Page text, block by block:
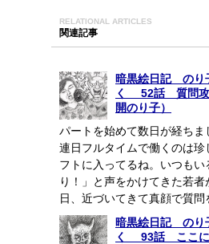
RELATIONAL ARTICLES
関連記事
暗黒絵日記 のり
く 52話 質問攻
開のり子）
パートを始めて数日が経ち
連日フルタイムで働くのは珍
フトに入ってるね。いつもい
り！」と声をかけてきた若
日、近づいてきて真顔で質問
暗黒絵日記 のり
く 93話 ここに